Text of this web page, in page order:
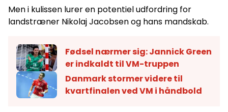
Men i kulissen lurer en potentiel udfordring for
landstræner Nikolaj Jacobsen og hans mandskab.
Fødsel nærmer sig: Jannick Green
er indkaldt til VM-truppen
Danmark stormer videre til
kvartfinalen ved VM i håndbold